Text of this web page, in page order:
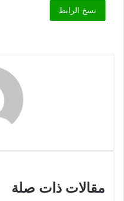
نسخ الرابط
مقالات ذات صلة